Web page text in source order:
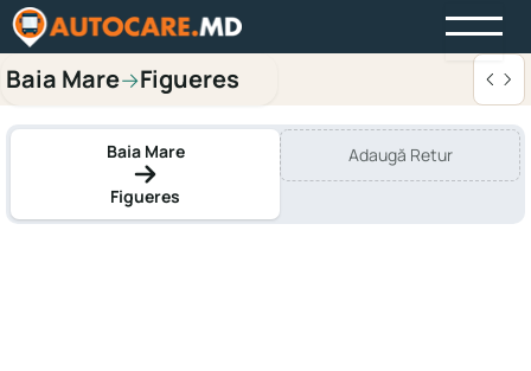
Baia Mare→Figueres
Baia Mare
Figueres
Adaugă Retur